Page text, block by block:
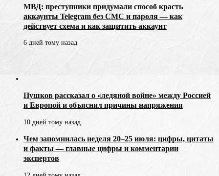
МВД: преступники придумали способ красть
аккаунты Telegram без СМС и пароля — как
действует схема и как защитить аккаунт
6 дней тому назад
Пушков рассказал о «ледяной войне» между Россией
и Европой и объяснил причины напряжения
10 дней тому назад
Чем запомнилась неделя 20–25 июля: цифры, цитаты
и факты — главные цифры и комментарии
экспертов